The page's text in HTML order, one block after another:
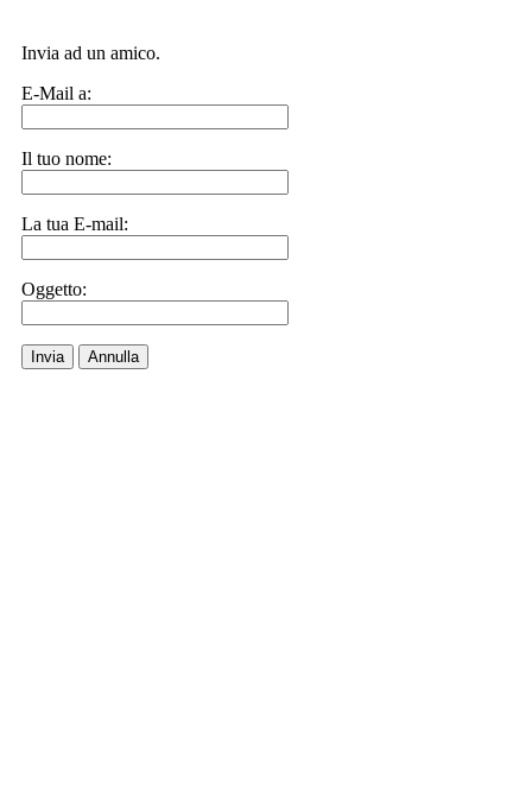
Invia ad un amico.
E-Mail a:
Il tuo nome:
La tua E-mail:
Oggetto:
Invia Annulla